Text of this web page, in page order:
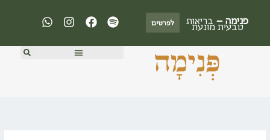
פנימה – בריאות
טבעית מונעת
S
p
t
F
a
e
I
n
t
W
h
t
לפרטים